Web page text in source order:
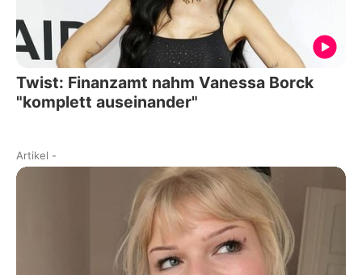
Twist: Finanzamt nahm Vanessa Borck
"komplett auseinander"
Artikel -